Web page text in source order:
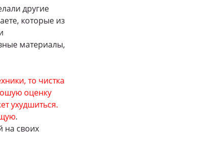
другие
которые из
материалы,
то чистка
оценку
ухудшиться.
.
на своих